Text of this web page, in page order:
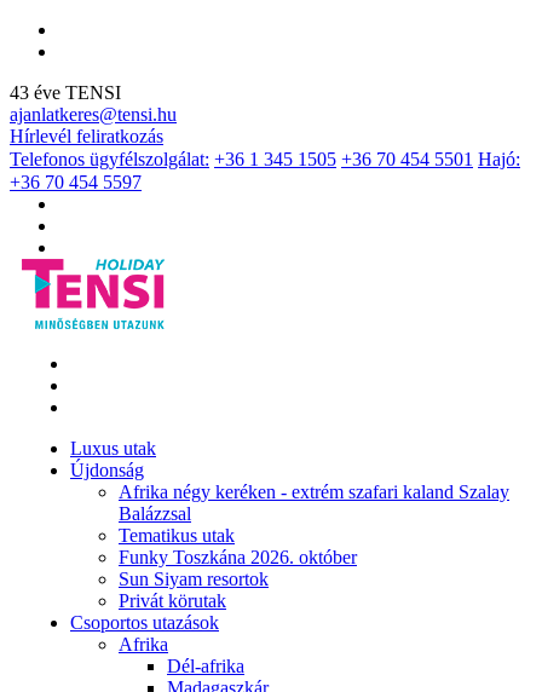
43 éve TENSI
ajanlatkeres@tensi.hu
Hírlevél feliratkozás
Telefonos ügyfélszolgálat: +36 1 345 1505 +36 70 454 5501 Hajó:
+36 70 454 5597
Luxus utak
Újdonság
Afrika négy keréken - extrém szafari kaland Szalay
Balázzsal
Tematikus utak
Funky Toszkána 2026. október
Sun Siyam resortok
Privát körutak
Csoportos utazások
Afrika
Dél-afrika
Madagaszkár